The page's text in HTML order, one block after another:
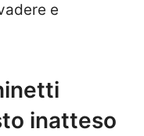
e
inatteso